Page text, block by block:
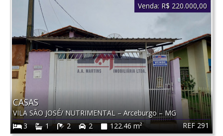
REF 291
CASAS
VILA SÃO JOSÉ/ NUTRIMENTAL–Arceburgo–MG
3
1 2 2 122.46 m²
Venda: R$ 220.000,00